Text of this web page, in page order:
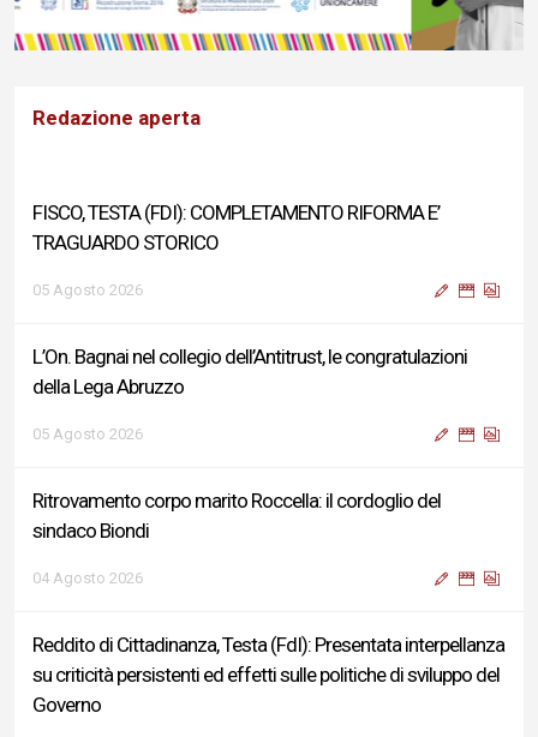
Redazione aperta
FISCO, TESTA (FDI): COMPLETAMENTO RIFORMA E’
TRAGUARDO STORICO
05 Agosto 2026
L’On. Bagnai nel collegio dell’Antitrust, le congratulazioni
della Lega Abruzzo
05 Agosto 2026
Ritrovamento corpo marito Roccella: il cordoglio del
sindaco Biondi
04 Agosto 2026
Reddito di Cittadinanza, Testa (FdI): Presentata interpellanza
su criticità persistenti ed effetti sulle politiche di sviluppo del
Governo